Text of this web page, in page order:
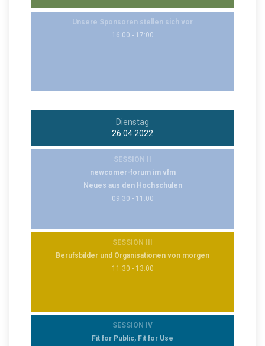
Unsere Sponsoren stellen sich vor
16:00 - 17:00
Dienstag
26.04.2022
SESSION II
newcomer-forum im vfm
Neues aus den Hochschulen
09:30 - 11:00
SESSION III
Berufsbilder und Organisationen von morgen
11:30 - 13:00
SESSION IV
Fit for Public, Fit for Use